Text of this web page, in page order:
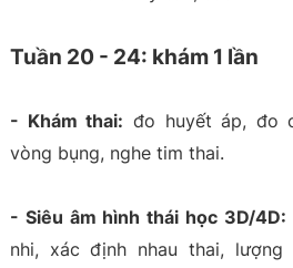
Tuần 20 - 24: khám 1 lần
- Khám thai: đo huyết áp, đo
vòng bụng, nghe tim thai.
- Siêu âm hình thái học 3D/4D:
nhi, xác định nhau thai,